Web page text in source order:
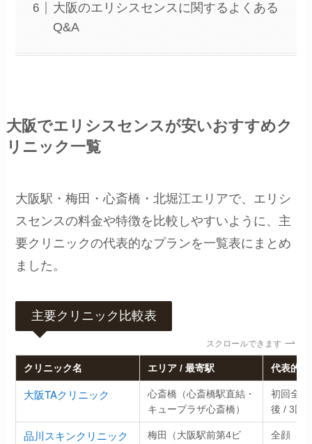
大阪のエリシスセンスに関するよくある
Q&A
大阪でエリシスセンスが安いおすすめク
リニック一覧
大阪駅・梅田・心斎橋・北堀江エリアで、エリシ
スセンスの料金や特徴を比較しやすいように、主
要クリニックの代表的なプランを一覧表にまとめ
ました。
主要クリニック比較表
スクロールできます
クリニック名 エリア / 最寄駅 代表的
大阪TAクリニック
心斎橋（心斎橋駅直結・
キュープラザ心斎橋）
初回全
後 / 3回
品川スキンクリニック
梅田（大阪駅前第4ビ
全顔（